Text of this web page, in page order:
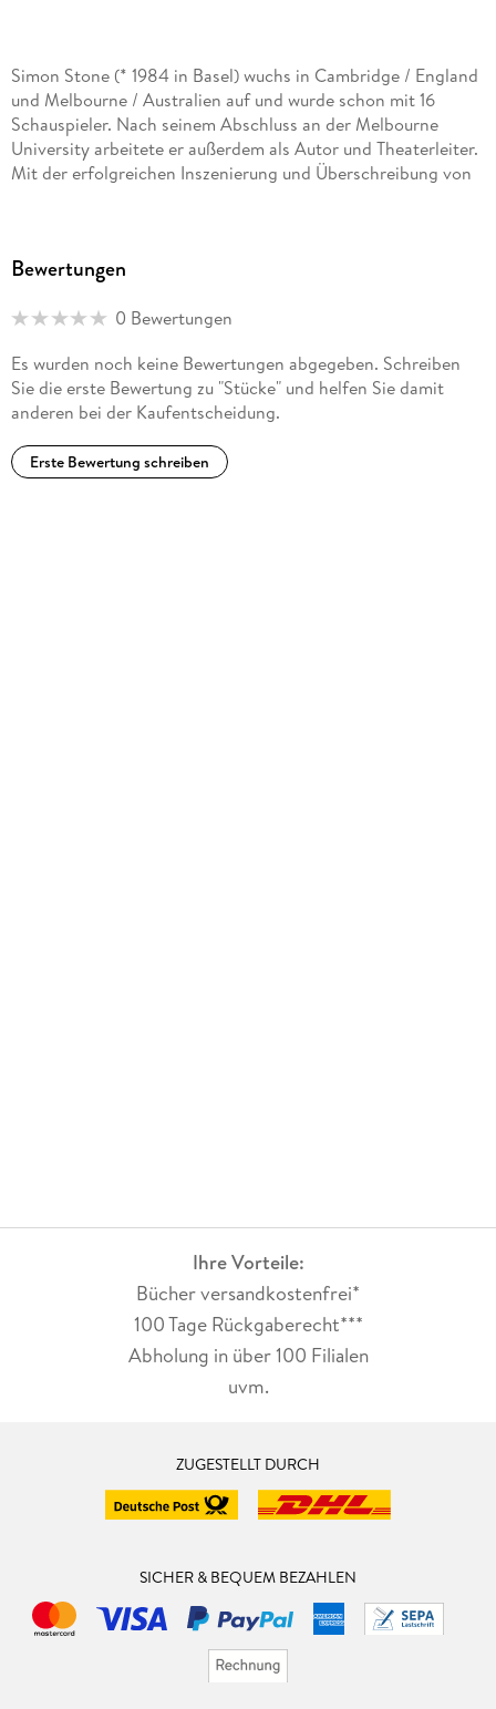
Simon Stone (* 1984 in Basel) wuchs in Cambridge / England
und Melbourne / Australien auf und wurde schon mit 16
Schauspieler. Nach seinem Abschluss an der Melbourne
University arbeitete er außerdem als Autor und Theaterleiter.
Mit der erfolgreichen Inszenierung und Überschreibung von
(Belvoir Theatre, Sydney 2011) gelang ihm international der
Deutschland am Theater Oberhausen (
Die Orestie
). 2015 wurde er mit seinem Film
The Daughter
zum Autor des Jahres gewählt. 2018 bekam er den Kunstpreis
der Akademie der Künste Berlin in der Kategorie
Bewertungen
0 Bewertungen
Es wurden noch keine Bewertungen abgegeben. Schreiben
Sie die erste Bewertung zu "Stücke" und helfen Sie damit
anderen bei der Kaufentscheidung.
Erste Bewertung schreiben
Ihre Vorteile:
Bücher versandkostenfrei*
100 Tage Rückgaberecht***
Abholung in über 100 Filialen
uvm.
ZUGESTELLT DURCH
SICHER & BEQUEM BEZAHLEN